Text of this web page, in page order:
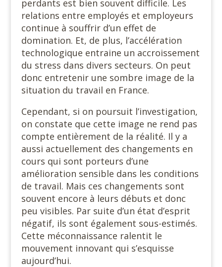
perdants est bien souvent difficile. Les
relations entre employés et employeurs
continue à souffrir d’un effet de
domination. Et, de plus, l’accélération
technologique entraine un accroissement
du stress dans divers secteurs. On peut
donc entretenir une sombre image de la
situation du travail en France.
Cependant, si on poursuit l’investigation,
on constate que cette image ne rend pas
compte entièrement de la réalité. Il y a
aussi actuellement des changements en
cours qui sont porteurs d’une
amélioration sensible dans les conditions
de travail. Mais ces changements sont
souvent encore à leurs débuts et donc
peu visibles. Par suite d’un état d’esprit
négatif, ils sont également sous-estimés.
Cette méconnaissance ralentit le
mouvement innovant qui s’esquisse
aujourd’hui.